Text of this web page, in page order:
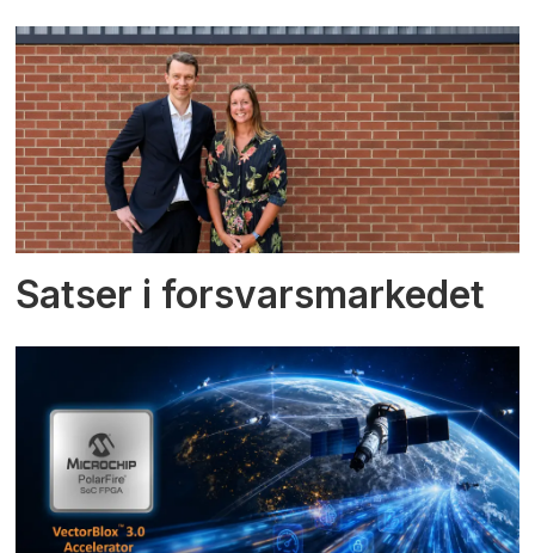
Satser i forsvarsmarkedet